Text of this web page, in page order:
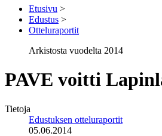
Etusivu >
Edustus >
Otteluraportit
Arkistosta vuodelta 2014
PAVE voitti
Tietoja
Edustuksen otteluraportit
05.06.2014